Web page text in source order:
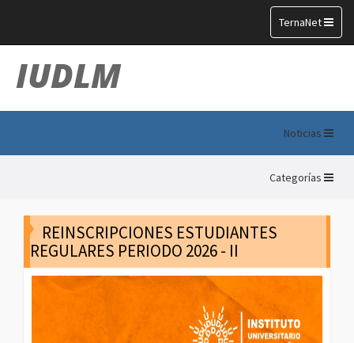
Toggle
navigation
TernaNet
IUDLM
Noticias
Categorías
REINSCRIPCIONES ESTUDIANTES
REGULARES PERIODO 2026 - II